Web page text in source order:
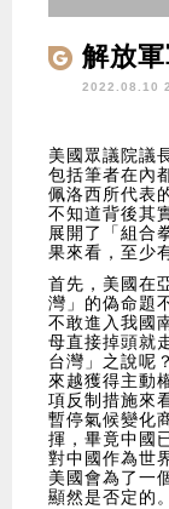
解放
力
2022.08.10
美國眾議院議
包括筆者在內
佩洛西所代表
不知道背後其
展開了「組合
果來看，至少
首先，美國在
灣」的偽命題
不敢進入我國
母直接掉頭就
台灣」之說呢
來越獲得主動
項反制措施來
暫停氣候變化
揮，畢竟中國
對中國作為世
美國會為了一
顯然是否定的。